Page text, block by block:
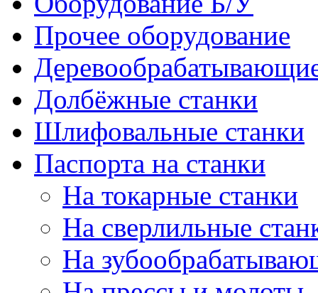
Прочее оборудование
Долбёжные станки
Шлифовальные станки
Паспорта на станки
На токарные станки
На сверлильные
На